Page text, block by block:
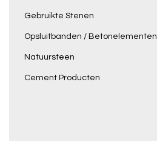
Gebruikte Stenen
Opsluitbanden / Betonelementen
Natuursteen
Cement Producten